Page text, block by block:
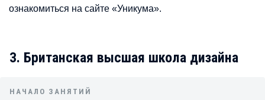
ознакомиться на сайте «Уникума».
3. Британская высшая школа дизайна
НАЧАЛО ЗАНЯТИЙ